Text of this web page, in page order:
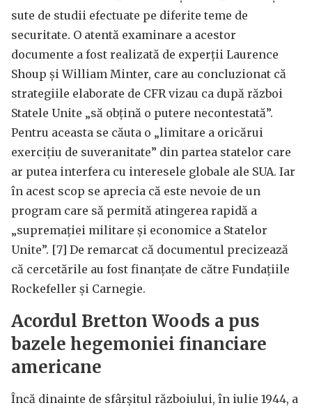
sute de studii efectuate pe diferite teme de
securitate. O atentă examinare a acestor
documente a fost realizată de experții Laurence
Shoup și William Minter, care au concluzionat că
strategiile elaborate de CFR vizau ca după război
Statele Unite „să obțină o putere necontestată”.
Pentru aceasta se căuta o „limitare a oricărui
exercițiu de suveranitate” din partea statelor care
ar putea interfera cu interesele globale ale SUA. Iar
în acest scop se aprecia că este nevoie de un
program care să permită atingerea rapidă a
„supremației militare și economice a Statelor
Unite”. [7] De remarcat că documentul precizează
că cercetările au fost finanțate de către Fundațiile
Rockefeller și Carnegie.
Acordul Bretton Woods a pus
bazele hegemoniei financiare
americane
Încă dinainte de sfârșitul războiului, în iulie 1944, a